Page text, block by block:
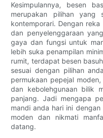
Kesimpulannya, besen
merupakan pilihan
kontemporari. Dengan
dan penyelenggaraan
gaya dan fungsi untuk
lebih suka penampilan
rumit, terdapat besen
sesuai dengan pilihan
permukaan pepejal
dan kebolehgunaan bilik
panjang. Jadi mengapa
mandi anda hari ini
moden dan nikmati
datang.